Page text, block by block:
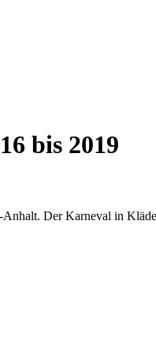
bis 2019
Anhalt. Der Karneval in